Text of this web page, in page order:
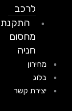
לרכב
התקנת
מחסום
חניה
מחירון
בלוג
יצירת קשר